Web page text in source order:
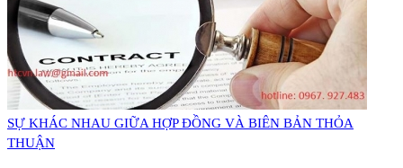
​SỰ KHÁC NHAU GIỮA HỢP ĐỒNG VÀ BIÊN BẢN THỎA
THUẬN